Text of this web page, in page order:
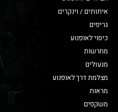
איתותים / וינקרים
גריפים
כיסוי לאופנוע
מחרשות
מנעולים
מצלמת דרך לאופנוע
מראות
משקפים